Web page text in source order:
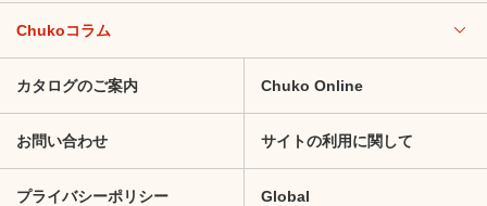
Chukoコラム
カタログのご案内 Chuko Online
お問い合わせ サイトの利用に関して
プライバシーポリシー Global